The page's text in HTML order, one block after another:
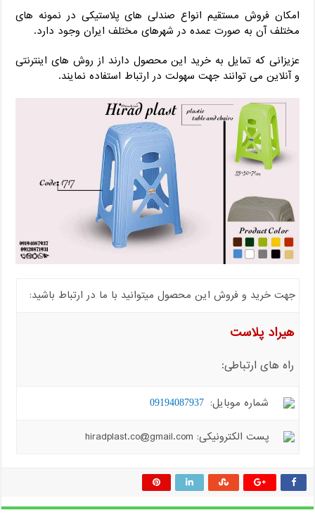
امکان فروش مستقیم انواع صندلی های پلاستیکی در نمونه های
مختلف آن به صورت عمده در شهرهای مختلف ایران وجود دارد.
عزیزانی که تمایل به خرید این محصول دارند از روش های اینترنتی
و آنلاین می توانند جهت سهولت در ارتباط استفاده نمایند.
جهت خرید و فروش این محصول میتوانید با ما در ارتباط باشید:
هیراد پلاست
راه های ارتباطی:
شماره موبایل: 09194087937
پست الکترونیکی: hiradplast.co@gmail.com